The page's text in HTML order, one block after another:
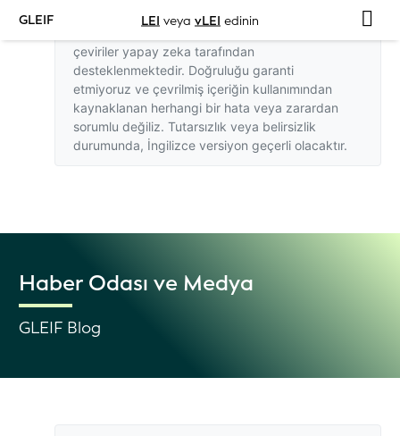
GLEIF LEI veya vLEI edinin
Bu web sitesindeki İngilizce dışındaki
çeviriler yapay zeka tarafından
desteklenmektedir. Doğruluğu garanti
etmiyoruz ve çevrilmiş içeriğin kullanımından
kaynaklanan herhangi bir hata veya zarardan
sorumlu değiliz. Tutarsızlık veya belirsizlik
durumunda, İngilizce versiyon geçerli olacaktır.
Haber Odası ve Medya
GLEIF Blog